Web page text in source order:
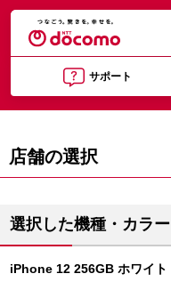
サポート
店舗の選択
選択した機種・カラー
iPhone 12 256GB ホワイト